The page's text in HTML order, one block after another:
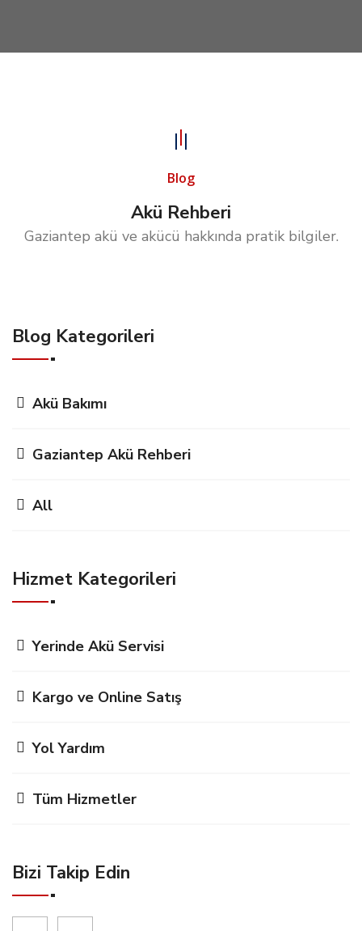
Blog
Akü Rehberi
Gaziantep akü ve akücü hakkında pratik bilgiler.
Blog Kategorileri
Akü Bakımı
Gaziantep Akü Rehberi
All
Hizmet Kategorileri
Yerinde Akü Servisi
Kargo ve Online Satış
Yol Yardım
Tüm Hizmetler
Bizi Takip Edin